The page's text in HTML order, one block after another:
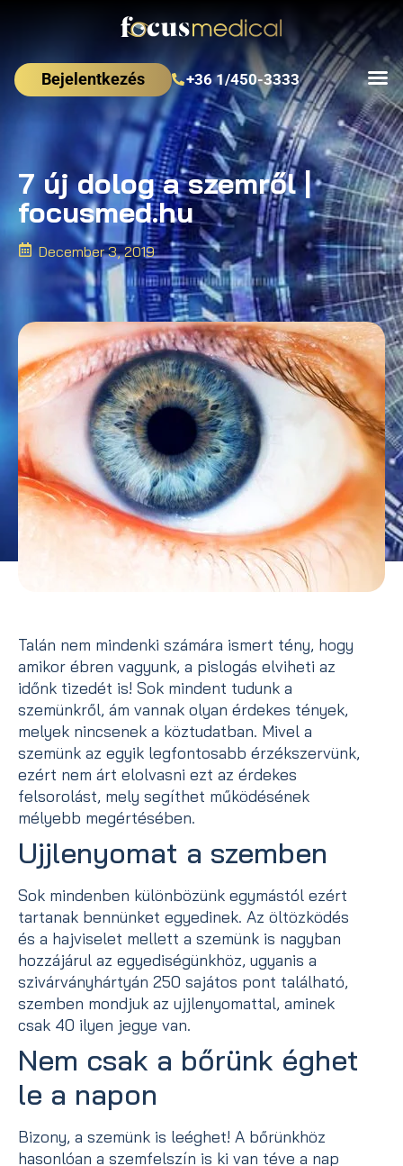
Bejelentkezés +36 1/450-3333
7 új dolog a szemről |
focusmed.hu
December 3, 2019
Talán nem mindenki számára ismert tény, hogy
amikor ébren vagyunk, a pislogás elviheti az
időnk tizedét is! Sok mindent tudunk a
szemünkről, ám vannak olyan érdekes tények,
melyek nincsenek a köztudatban. Mivel a
szemünk az egyik legfontosabb érzékszervünk,
ezért nem árt elolvasni ezt az érdekes
felsorolást, mely segíthet működésének
mélyebb megértésében.
Ujjlenyomat a szemben
Sok mindenben különbözünk egymástól ezért
tartanak bennünket egyedinek. Az öltözködés
és a hajviselet mellett a szemünk is nagyban
hozzájárul az egyediségünkhöz, ugyanis a
szivárványhártyán 250 sajátos pont található,
szemben mondjuk az ujjlenyomattal, aminek
csak 40 ilyen jegye van.
Nem csak a bőrünk éghet
le a napon
Bizony, a szemünk is leéghet! A bőrünkhöz
hasonlóan a szemfelszín is ki van téve a nap